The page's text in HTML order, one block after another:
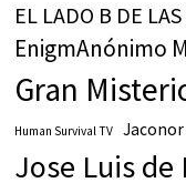
EL LADO B DE LAS
EnigmAnónimo
Gran
Human Survival TV Jaconor
Jose Luis